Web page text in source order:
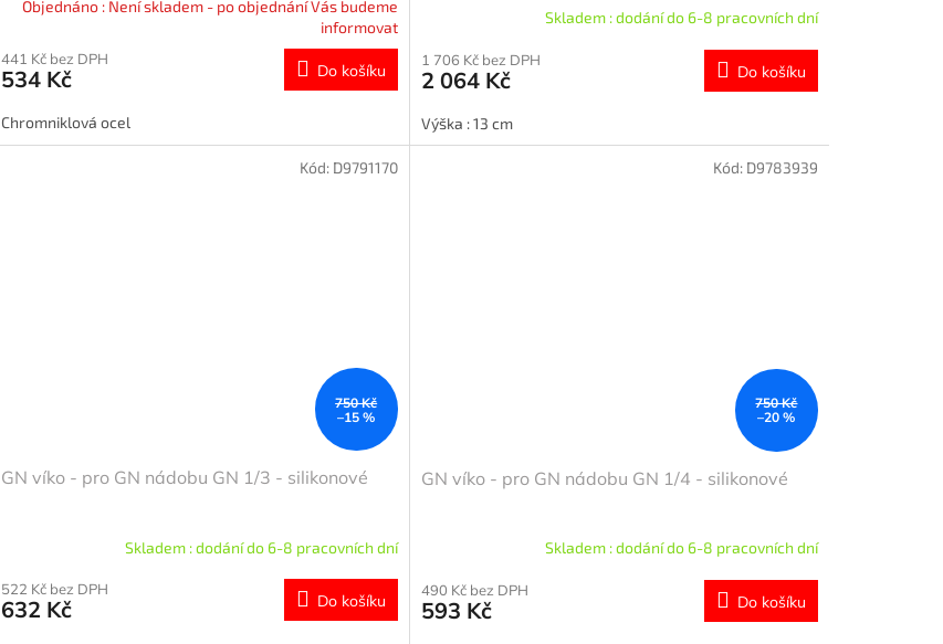
Objednáno : Není skladem - po objednání Vás budeme
informovat
441 Kč bez DPH
534 Kč Do košíku
Chromniklová ocel
Skladem : dodání do 6-8 pracovních dní
1 706 Kč bez DPH
2 064 Kč Do košíku
Výška : 13 cm
750 Kč
–15 %
GN víko - pro GN nádobu GN 1/3 - silikonové
Skladem : dodání do 6-8 pracovních dní
522 Kč bez DPH
632 Kč Do košíku
Kód: D9791170
750 Kč
–20 %
GN víko - pro GN nádobu GN 1/4 - silikonové
Skladem : dodání do 6-8 pracovních dní
490 Kč bez DPH
593 Kč Do košíku
Kód: D9783939